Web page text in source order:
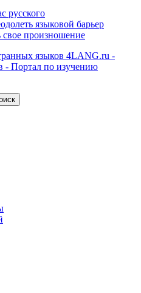
русского
языковой барьер
свое произношение
4LANG.ru -
- Портал по изучению